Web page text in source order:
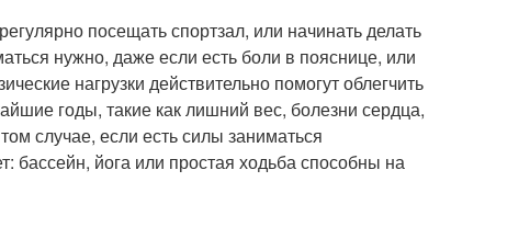
посещать спортзал, или начинать делать
нужно, даже если есть боли в пояснице, или
нагрузки действительно помогут облегчить
годы, такие как лишний вес, болезни сердца,
случае, если есть силы заниматься
бассейн, йога или простая ходьба способны на